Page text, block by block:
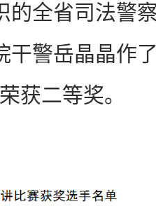
的全省司法警
干警岳晶晶作
获二等奖。